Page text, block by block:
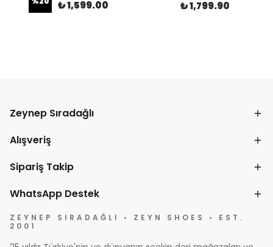
₺ 1,599.00 ₺ 1,799.90
Zeynep Sıradağlı
Alışveriş
Sipariş Takip
WhatsApp Destek
ZEYNEP SIRADAĞLI • ZEYN SHOES • EST.
2001